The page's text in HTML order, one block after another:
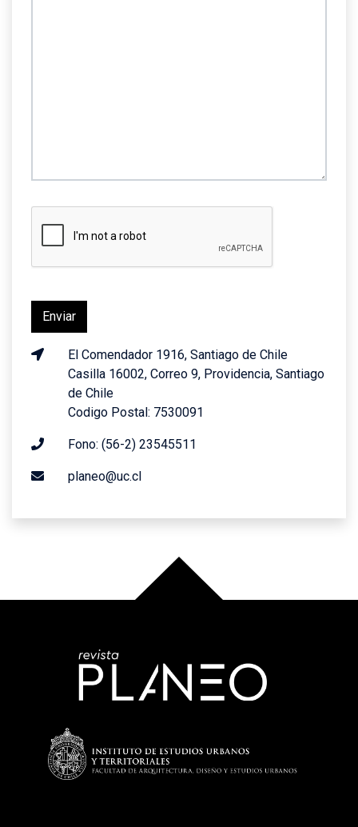
El Comendador 1916, Santiago de Chile
Casilla 16002, Correo 9, Providencia, Santiago
de Chile
Codigo Postal: 7530091
Fono: (56-2) 23545511
planeo@uc.cl